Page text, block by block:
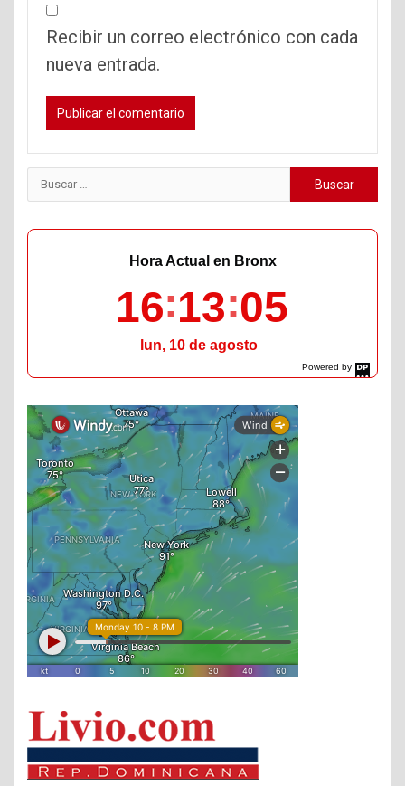
Recibir un correo electrónico con cada
nueva entrada.
Buscar:
Powered by
DaysPedia.com
Hora Actual en Bronx
16 13 06
lun, 10 de agosto